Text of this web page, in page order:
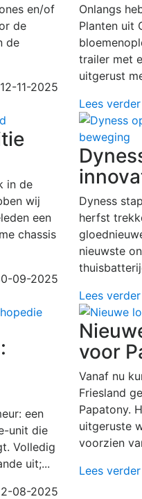
en/of
de
de
12-11-2025
Onlangs
Planten uit
trailer met
uitgerust
Lees verder
in de
wij
een
chassis
09-2025
Dyness
herfst
nieuwste
Lees verder
een
unit die
Volledig
uit;...
08-2025
voor
Vanaf nu
Friesland
Papatony.
uitgeruste
voorzien
Lees verder